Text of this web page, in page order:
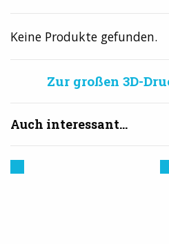
Keine Produkte gefunden.
Zur großen 3D-
Auch interessant...